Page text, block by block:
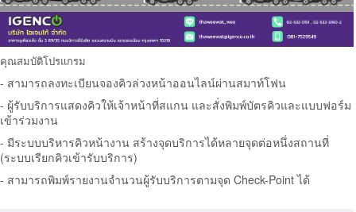
คุณสมบัติโปรแกรม
- สามารถลงทะเบียนจองคิวล่วงหน้าออนไลน์ผ่านสมาท์โฟน
- ผู้รับบริการแสดงคิวให้เจ้าหน้าที่สแกน และสั่งพิมพ์บัตรคิวและแบบฟอร์ม
เข้าร่วมงาน
- มีระบบบริหารคิวหน้างาน สร้างจุดบริการได้หลายจุดต่อหนึ่งสถานที่
(ระบบเรียกคิวเข้ารับบริการ)
- สามารถพิมพ์รายงานจำนวนผู้รับบริการตามจุด Check-Point ได้